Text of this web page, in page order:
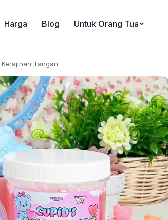
Harga Blog Untuk Orang Tua
·Kerajinan Tangan